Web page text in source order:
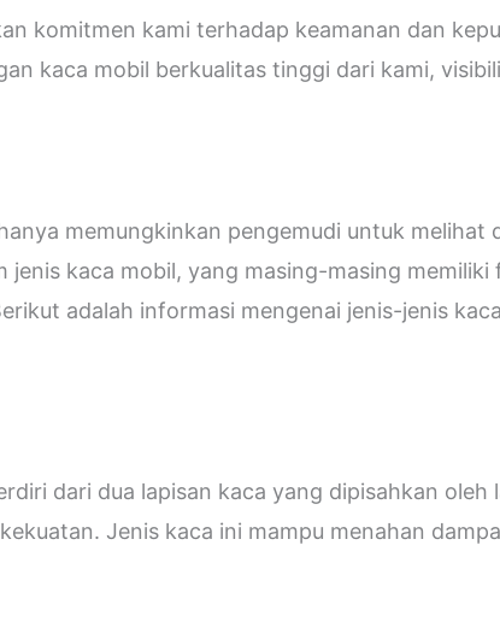
komitmen kami terhadap keamanan dan
kaca mobil berkualitas tinggi dari kami,
memungkinkan pengemudi untuk melihat
kaca mobil, yang masing-masing memiliki
adalah informasi mengenai jenis-jenis
dari dua lapisan kaca yang dipisahkan oleh
Jenis kaca ini mampu menahan